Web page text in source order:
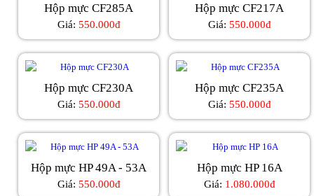
Hộp mực CF285A
Giá: 550.000đ
Hộp mực CF217A
Giá: 550.000đ
Hộp mực CF230A
Giá: 550.000đ
Hộp mực CF235A
Giá: 550.000đ
Hộp mực HP 49A - 53A
Giá: 550.000đ
Hộp mực HP 16A
Giá: 1.080.000đ